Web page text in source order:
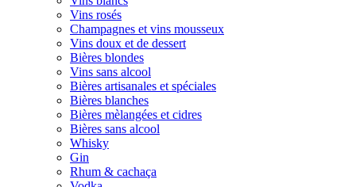
Vins rosés
Champagnes et vins mousseux
Vins doux et de dessert
Bières blondes
Vins sans alcool
Bières artisanales et spéciales
Bières blanches
Bières mèlangées et cidres
Bières sans alcool
Whisky
Gin
Rhum & cachaça